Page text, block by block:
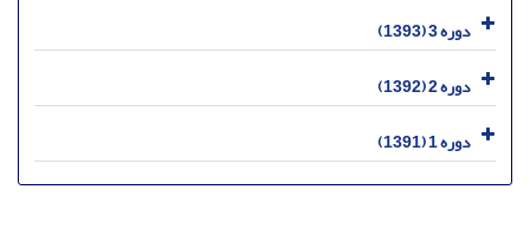
دوره 3 (1393)
دوره 2 (1392)
دوره 1 (1391)